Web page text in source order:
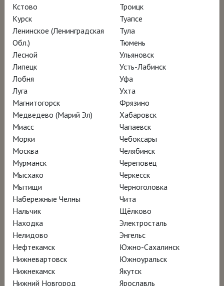
спустя десятилетия после смерти
архитектора, когда неожиданная находка в
погребе-леднике приоткрывает завесу
тайны над его творчеством. Бесценная
коллекция прекрасных чёрно-белых
киноплёнок и аудиозаписей раскрывает
удивительные моменты общения
архитектора с его другом Бернтом
Нюбергом, увлекая нас в путешествие по
закоулкам уникального наследия
Леверенца.
Какую роль может играть архитектор-
универсал, такой как Леверенц, в
современном мире, ориентированном на
узкую специализацию?
Ролик ВКонтакте
Кстово
Курск
Ленинское (Ленинградская
Обл.)
Лесной
Липецк
Лобня
Луга
Магнитогорск
Медведево (Марий Эл)
Миасс
Морки
Москва
Мурманск
Мысхако
Мытищи
Набережные Челны
Нальчик
Находка
Нелидово
Нефтекамск
Нижневартовск
Нижнекамск
Нижний Новгород
Троицк
Туапсе
Тула
Тюмень
Ульяновск
Усть-Лабинск
Уфа
Ухта
Фрязино
Хабаровск
Чапаевск
Чебоксары
Челябинск
Череповец
Черкесск
Черноголовка
Чита
Щёлково
Электросталь
Энгельс
Южно-Сахалинск
Южноуральск
Якутск
Ярославль